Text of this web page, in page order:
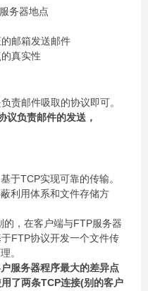
务器地点
邮箱发送邮件
真实性
责邮件吸取的协议即可。
议负责邮件的发送，
于TCP实现可靠的传输。
利用体系和文件存储方
，在客户端与FTP服务器
FTP协议开发一个文件传
。
服务器程序最大的差异点
了两条TCP连接(别的客户